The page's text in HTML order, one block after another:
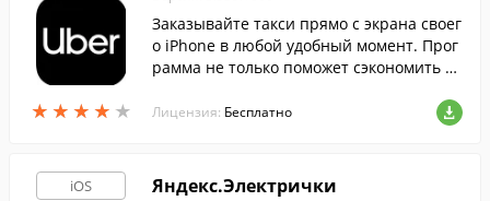
★ ★ ★ ★ ★
★ ★ ★ ★ ★
Заказывайте такси прямо с экрана своег
о iPhone в любой удобный момент. Прог
рамма не только поможет сэкономить в
выбрать наиболее подходящий тариф.
Лицензия: Бесплатно
iOS Яндекс.Электрички